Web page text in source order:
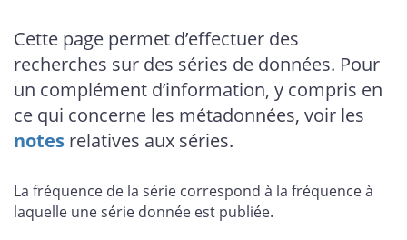
Cette page permet d’effectuer des
recherches sur des séries de données. Pour
un complément d’information, y compris en
ce qui concerne les métadonnées, voir les
notes relatives aux séries.
La fréquence de la série correspond à la fréquence à
laquelle une série donnée est publiée.